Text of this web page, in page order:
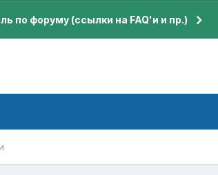
по форуму (ссылки на FAQ'и и пр.)